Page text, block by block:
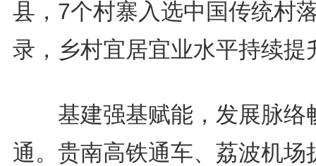
县，7个村寨入选中国传统村
录，乡村宜居宜业水平持续提
基建强基赋能，发展脉络
通。贵南高铁通车、荔波机场